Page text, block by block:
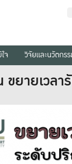
จ วิจัยและนวัตกร
ขยายเว